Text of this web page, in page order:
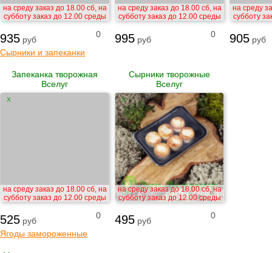
на среду заказ до 18.00 сб, на
субботу заказ до 12.00 среды
935 руб
0
на среду заказ до 18.00 сб, на
субботу заказ до 12.00 среды
995 руб
0
на среду
субботу
905 руб
Сырники и запеканки
Запеканка творожная
Вселуг
X
на среду заказ до 18.00 сб, на
субботу заказ до 12.00 среды
525 руб
0
Сырники творожные
Вселуг
X
на среду заказ до 18.00 сб, на
субботу заказ до 12.00 среды
495 руб
0
Ягоды замороженные